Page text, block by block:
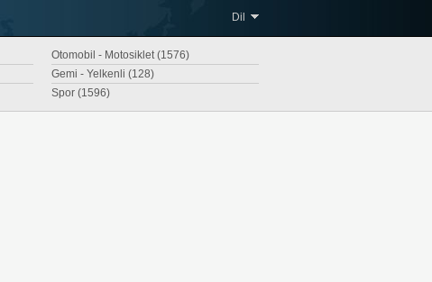
Dil
Otomobil - Motosiklet (1576)
Gemi - Yelkenli (128)
Spor (1596)